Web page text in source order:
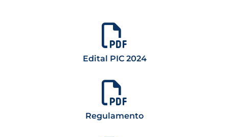
Edital PIC 2024
Regulamento